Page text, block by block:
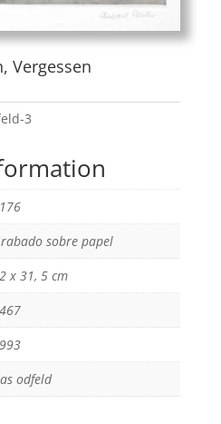
Vergessen
3
sobre papel
x 31, 5 cm
odfeld